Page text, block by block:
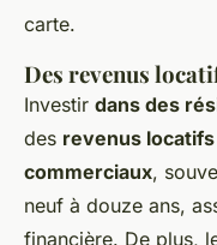
carte.
Des revenus
Investir dans des
des revenus locatifs
commerciaux,
neuf à douze ans,
financière. De plus,